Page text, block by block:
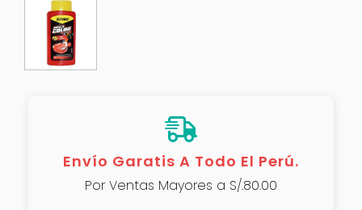
Envío Garatis A Todo El Perú.
Por Ventas Mayores a S/.80.00